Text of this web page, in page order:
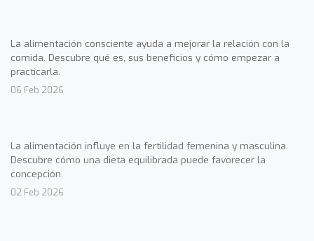
La alimentación consciente ayuda a mejorar la relación con la
comida. Descubre qué es, sus beneficios y cómo empezar a
practicarla.
06 Feb 2026
La alimentación influye en la fertilidad femenina y masculina.
Descubre cómo una dieta equilibrada puede favorecer la
concepción.
02 Feb 2026